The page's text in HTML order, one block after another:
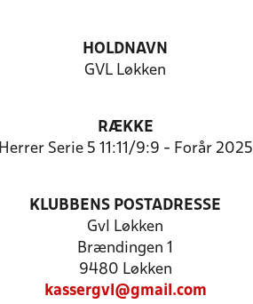
HOLDNAVN
GVL Løkken
RÆKKE
Herrer Serie 5 11:11/9:9 - Forår 2025
KLUBBENS POSTADRESSE
Gvl Løkken
Brændingen 1
9480 Løkken
kassergvl@gmail.com